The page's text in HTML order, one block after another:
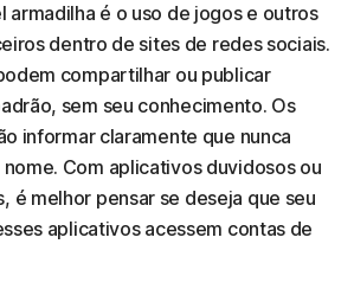
armadilha é o uso de jogos e outros
dentro de sites de redes sociais.
compartilhar ou publicar
sem seu conhecimento. Os
informar claramente que nunca
Com aplicativos duvidosos ou
é melhor pensar se deseja que seu
aplicativos acessem contas de